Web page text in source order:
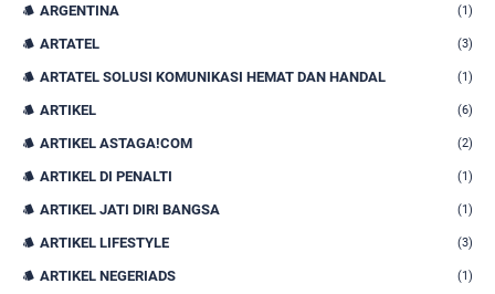
ARGENTINA (1)
ARTATEL (3)
ARTATEL SOLUSI KOMUNIKASI HEMAT DAN HANDAL (1)
ARTIKEL (6)
ARTIKEL ASTAGA!COM (2)
ARTIKEL DI PENALTI (1)
ARTIKEL JATI DIRI BANGSA (1)
ARTIKEL LIFESTYLE (3)
ARTIKEL NEGERIADS (1)